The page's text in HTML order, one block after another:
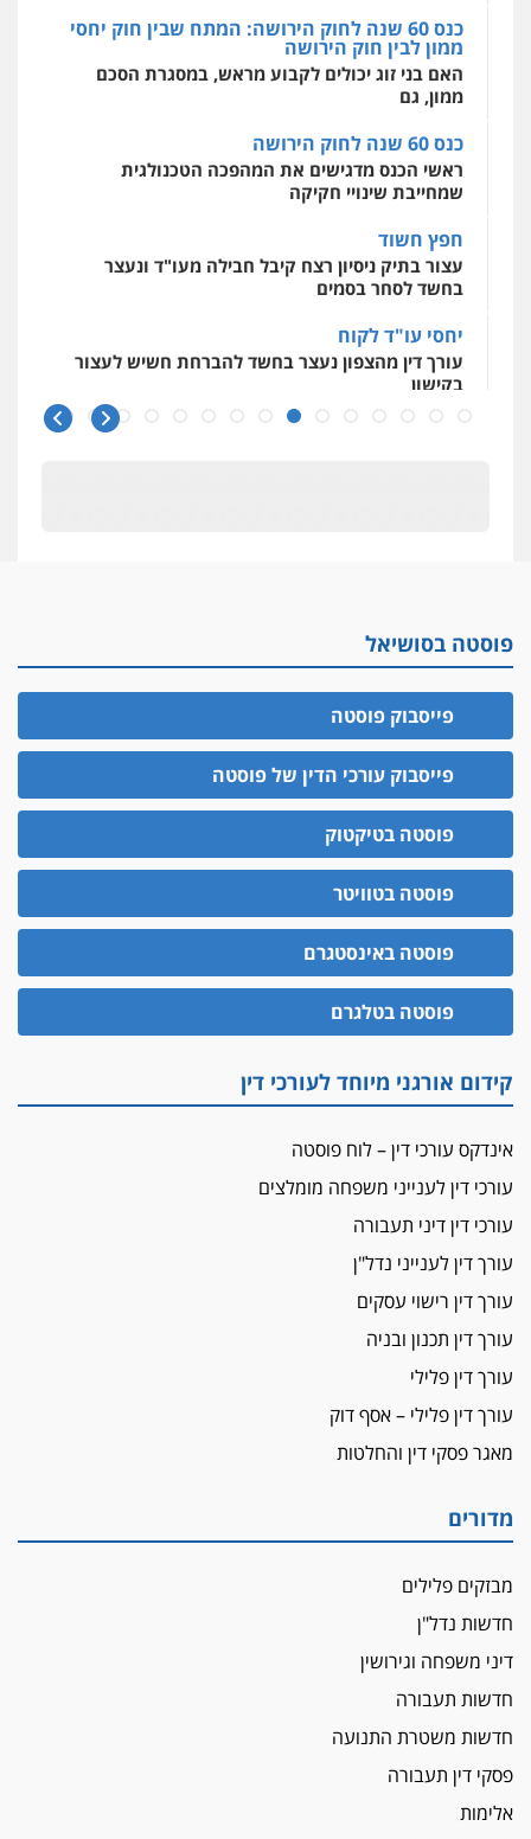
מרכז התחלה חדשה
אסירים עבירות מין שירותים מקצועיים
לעורכי דין
כנס 60 שנה לחוק הירושה: המתח שבין חוק יחסי
ממון לבין חוק הירושה
האם בני זוג יכולים לקבוע מראש, במסגרת הסכם
ממון, גם
כנס 60 שנה לחוק הירושה
ראשי הכנס מדגישים את המהפכה הטכנולגית
שמחייבת שינויי חקיקה
חפץ חשוד
עצור בתיק ניסיון רצח קיבל חבילה מעו"ד ונעצר
בחשד לסחר בסמים
יחסי עו"ד לקוח
עורך דין מהצפון נעצר בחשד להברחת חשיש לעצור
בקישון
עו"ד ליאור קצב הורשע בבית-הדין המשמעתי
קטינים בסביבה מנוכרת
"ניכור הורי מכת מדינה": איך מתמודדים עם
ההשלכות ההרסניות של התופעה?
אלה המינויים
נוספים
ראו הוזהרתם
הפרקליטות מקדמת הפללת עורכי דין "קונסילייריז"
בחוק המאבק בארגוני פשיעה
משרות אמון
יו"ר מחוז ת"א משבץ עובדות שלו למינוי דייני בית
הדין למשמעת
האופנוע חזר הביתה
הזכות לטנף
"הבמות של קפלן" לחמאס
מאסר לעורך הדין
מאסר בפועל לעו"ד מהצפון שהגיש תביעות
פיקטיביות בשם פלסטינים
על המידתיות
ביה"ד המשמעתי ביטל השעיה לצמיתות של
עורכת-דין שהביעה שמחה ב-7 באוקטובר
אשם
עו"ד הלל בבייב הורשע בהונאת עשרות לקוחות,
עורך דין ברמת השרון נחקר בחשד למרמה בעסקת
נדל"ן
"אני מכינה 5-6 ג'וינטים ביום"
שנחשף בפעילות בלשים בטלגרם
לא בכל יום
עו"ד שרון נהרי חיתן את בנו הבכור דניאל
הכנסת אישרה
הגבלת שכר טרחה בייצוג נכי צה"ל ונפגעי פעולות
פוסטה בסושיאל
פייסבוק פוסטה
פייסבוק עורכי הדין של פוסטה
פוסטה בטיקטוק
פוסטה בטוויטר
פוסטה באינסטגרם
פוסטה בטלגרם
קידום אורגני מיוחד לעורכי דין
אינדקס עורכי דין – לוח פוסטה
עורכי דין לענייני משפחה מומלצים
עורכי דין דיני תעבורה
עורך דין לענייני נדל"ן
עורך דין רישוי עסקים
עורך דין תכנון ובניה
עורך דין פלילי
עורך דין פלילי – אסף דוק
מאגר פסקי דין והחלטות
מדורים
מבזקים פלילים
חדשות נדל"ן
דיני משפחה וגירושין
חדשות תעבורה
חדשות משטרת התנועה
פסקי דין תעבורה
אלימות